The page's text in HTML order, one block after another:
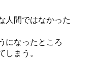
人間ではなかった
になったところ
まう。